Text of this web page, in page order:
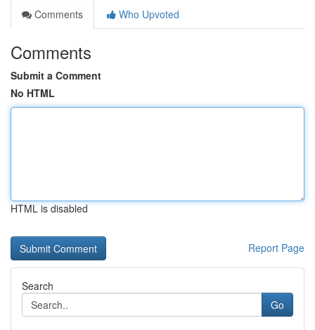
Comments
Who Upvoted
Comments
Submit a Comment
No HTML
HTML is disabled
Report Page
Search
Go